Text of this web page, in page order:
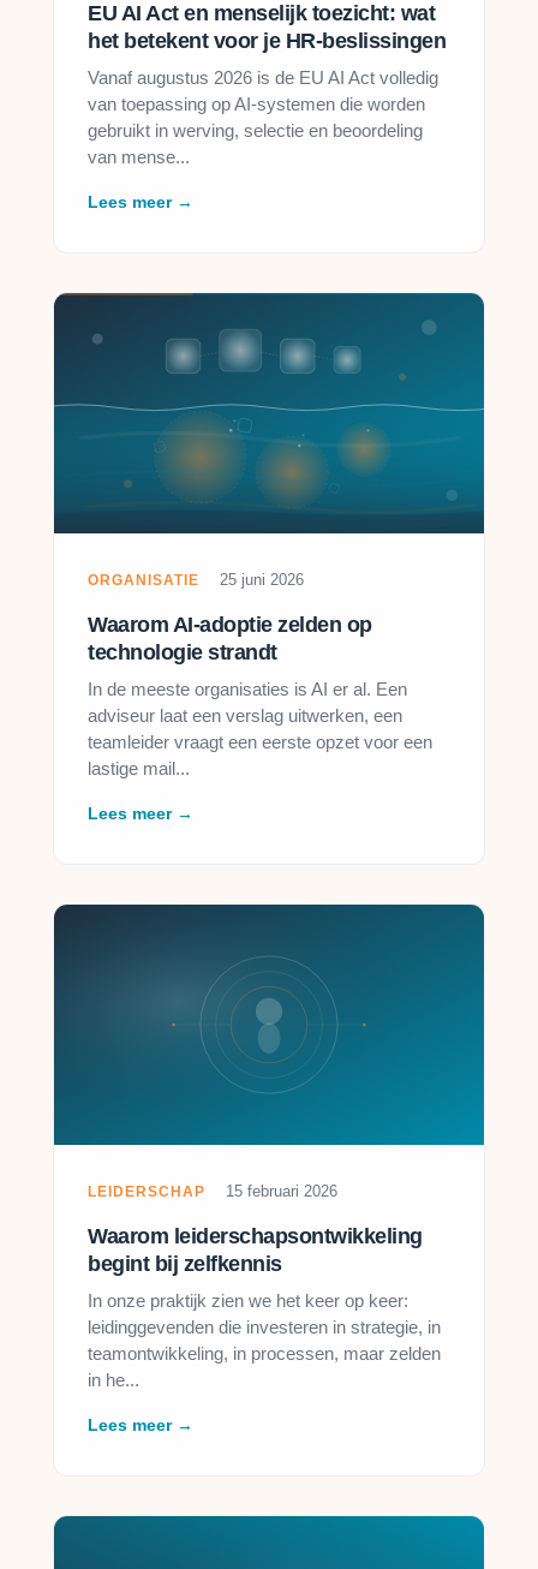
EU AI Act en menselijk toezicht: wat
het betekent voor je HR-beslissingen
Vanaf augustus 2026 is de EU AI Act volledig
van toepassing op AI-systemen die worden
gebruikt in werving, selectie en beoordeling
van mense...
Lees meer →
ORGANISATIE 25 juni 2026
Waarom AI-adoptie zelden op
technologie strandt
In de meeste organisaties is AI er al. Een
adviseur laat een verslag uitwerken, een
teamleider vraagt een eerste opzet voor een
lastige mail...
Lees meer →
LEIDERSCHAP 15 februari 2026
Waarom leiderschapsontwikkeling
begint bij zelfkennis
In onze praktijk zien we het keer op keer:
leidinggevenden die investeren in strategie, in
teamontwikkeling, in processen, maar zelden
in he...
Lees meer →